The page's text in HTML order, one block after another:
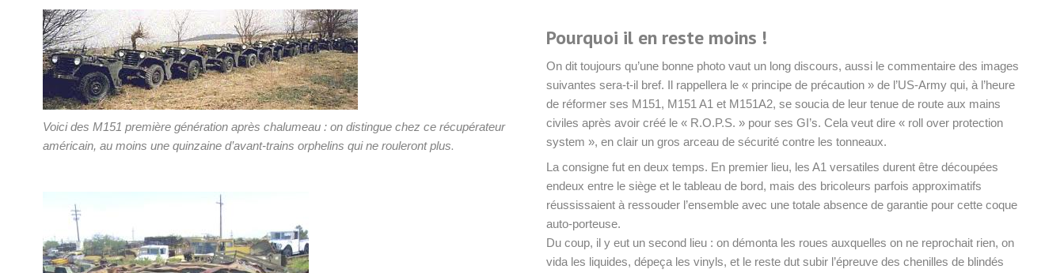
Voici des M151 première génération après chalumeau : on distingue chez ce récupérateur
américain, au moins une quinzaine d’avant-trains orphelins qui ne rouleront plus.
Pourquoi il en reste moins !
On dit toujours qu’une bonne photo vaut un long discours, aussi le commentaire des images
suivantes sera-t-il bref. Il rappellera le « principe de précaution » de l’US-Army qui, à l’heure
de réformer ses M151, M151 A1 et M151A2, se soucia de leur tenue de route aux mains
civiles après avoir créé le « R.O.P.S. » pour ses GI’s. Cela veut dire « roll over protection
system », en clair un gros arceau de sécurité contre les tonneaux.
La consigne fut en deux temps. En premier lieu, les A1 versatiles durent être découpées
endeux entre le siège et le tableau de bord, mais des bricoleurs parfois approximatifs
réussissaient à ressouder l’ensemble avec une totale absence de garantie pour cette coque
auto-porteuse.
Du coup, il y eut un second lieu : on démonta les roues auxquelles on ne reprochait rien, on
vida les liquides, dépeça les vinyls, et le reste dut subir l’épreuve des chenilles de blindés